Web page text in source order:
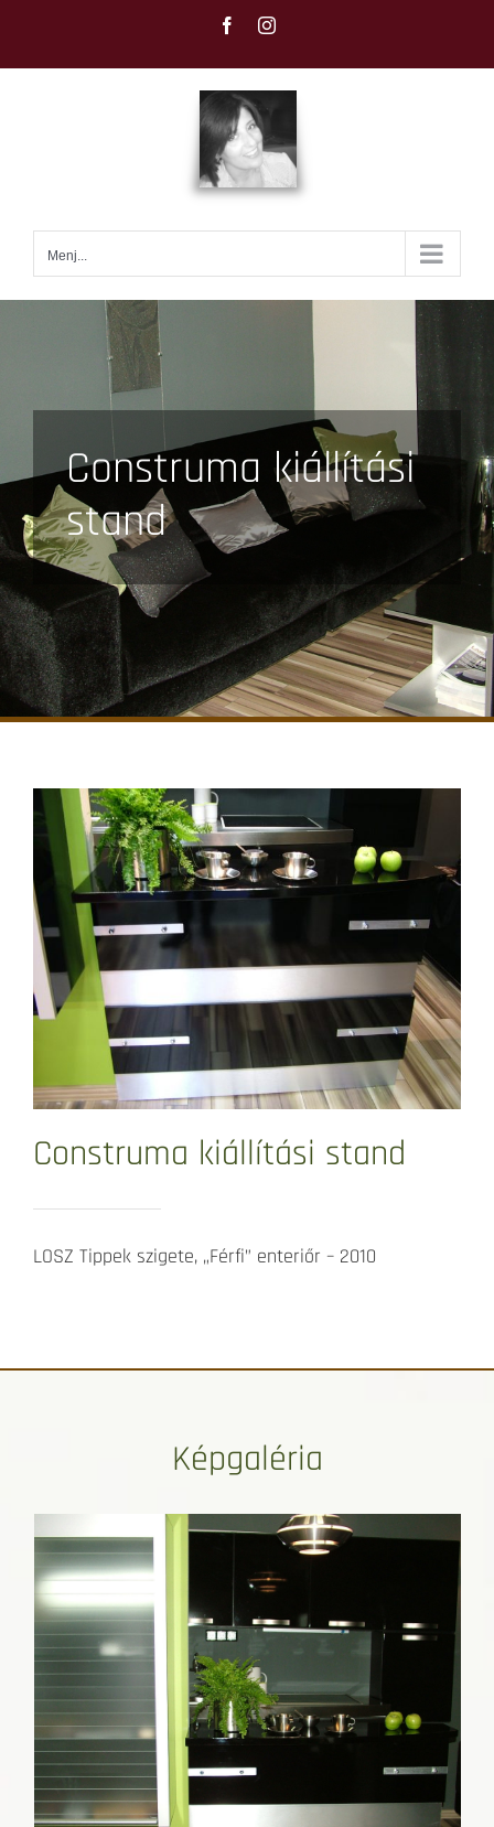
FacebookInstagram
Menj...
Construma kiállítási
stand
Construma kiállítási stand
LOSZ Tippek szigete, „Férfi” enteriőr – 2010
Képgaléria